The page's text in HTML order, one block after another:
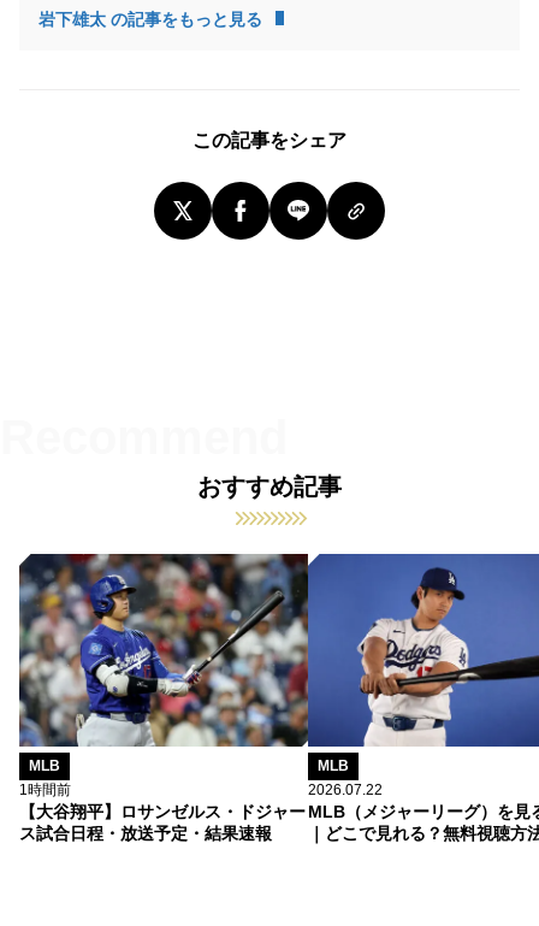
岩下雄太 の記事をもっと見る
この記事をシェア
おすすめ記事
MLB
1時間前
【大谷翔平】ロサンゼルス・ドジャー
ス試合日程・放送予定・結果速報
MLB
2026.07.22
MLB（メジャーリーグ）を見
｜どこで見れる？無料視聴方